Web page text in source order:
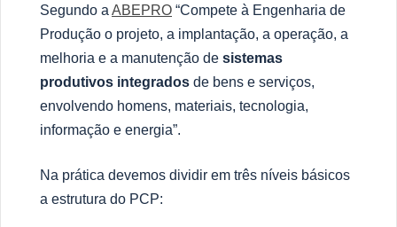
Segundo a ABEPRO “Compete à Engenharia de
Produção o projeto, a implantação, a operação, a
melhoria e a manutenção de sistemas
produtivos integrados de bens e serviços,
envolvendo homens, materiais, tecnologia,
informação e energia”.
Na prática devemos dividir em três níveis básicos
a estrutura do PCP: